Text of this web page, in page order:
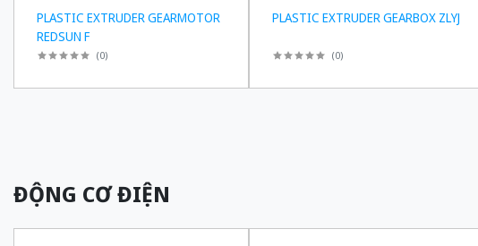
PLASTIC EXTRUDER GEARMOTOR
REDSUN F
(0)
PLASTIC EXTRUDER GEARBOX ZLYJ
(0)
ĐỘNG CƠ ĐIỆN